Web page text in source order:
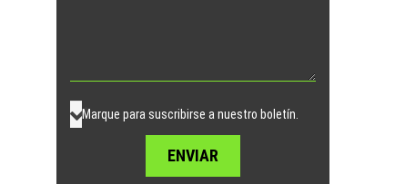
vacío.
Marque para suscribirse a nuestro boletín.